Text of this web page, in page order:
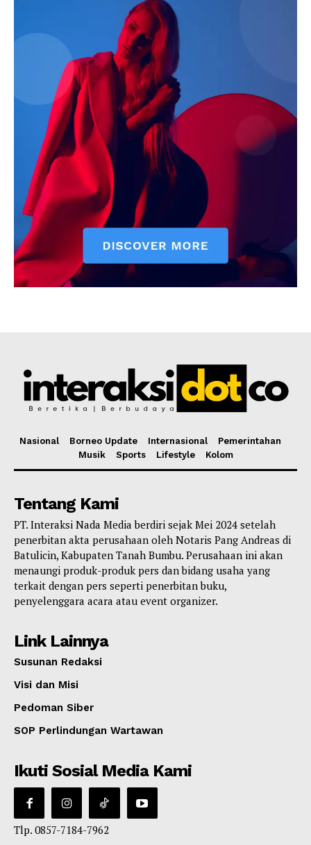
Nasional Borneo Update Internasional
Pemerintahan
Musik
Sports Lifestyle Kolom
Tentang Kami
PT. Interaksi Nada Media berdiri sejak Mei 2024 setelah
penerbitan akta perusahaan oleh Notaris Pang Andreas di
Batulicin, Kabupaten Tanah Bumbu. Perusahaan ini akan
menaungi produk-produk pers dan bidang usaha yang
terkait dengan pers seperti penerbitan buku,
penyelenggara acara atau event organizer.
Link Lainnya
Susunan Redaksi
Visi dan Misi
Pedoman Siber
SOP Perlindungan Wartawan
Ikuti Sosial Media Kami
Tlp. 0857-7184-7962